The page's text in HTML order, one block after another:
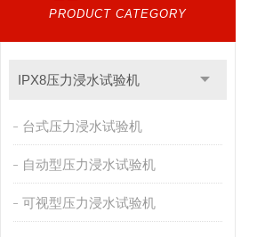
PRODUCT CATEGORY
IPX8压力浸水试验机
台式压力浸水试验机
自动型压力浸水试验机
可视型压力浸水试验机